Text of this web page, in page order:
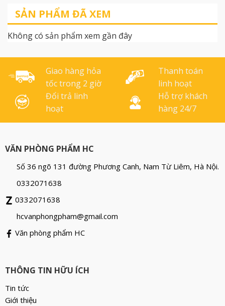
ko đứt; độ bám dính cực
tốt.SẢN PHẨM ĐÃ XEM
Không có sản phẩm xem gần đây
Giao hàng hỏa
tốc trong 2 giờ
Thanh toán
linh hoạt
Đổi trả linh
hoạt
Hỗ trợ khách
hàng 24/7
VĂN PHÒNG PHẨM HC
Số 36 ngõ 131 đường Phương Canh, Nam Từ Liêm, Hà Nội.
0332071638
0332071638
hcvanphongpham@gmail.com
Văn phòng phẩm HC
THÔNG TIN HỮU ÍCH
Tin tức
Giới thiệu